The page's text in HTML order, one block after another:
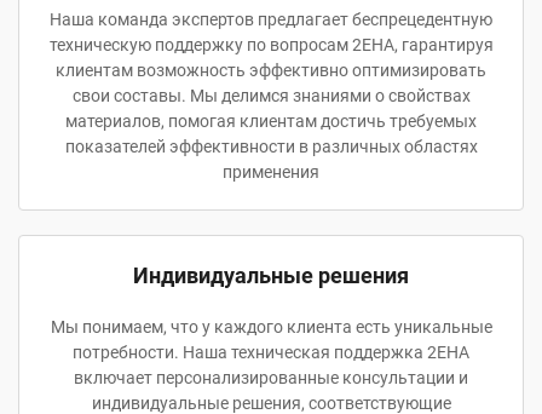
Наша команда экспертов предлагает беспрецедентную
техническую поддержку по вопросам 2EHA, гарантируя
клиентам возможность эффективно оптимизировать
свои составы. Мы делимся знаниями о свойствах
материалов, помогая клиентам достичь требуемых
показателей эффективности в различных областях
применения
Индивидуальные решения
Мы понимаем, что у каждого клиента есть уникальные
потребности. Наша техническая поддержка 2EHA
включает персонализированные консультации и
индивидуальные решения, соответствующие